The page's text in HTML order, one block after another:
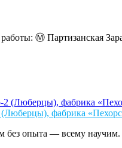
Партизанская
фабрика
без опыта — всему